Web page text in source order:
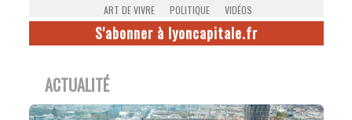
ART DE VIVRE
POLITIQUE VIDÉOS
S'abonner à lyoncapitale.fr
ACTUALITÉ